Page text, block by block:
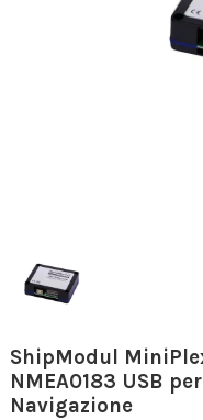
ShipModul
NMEA0183 USB
Navigazione